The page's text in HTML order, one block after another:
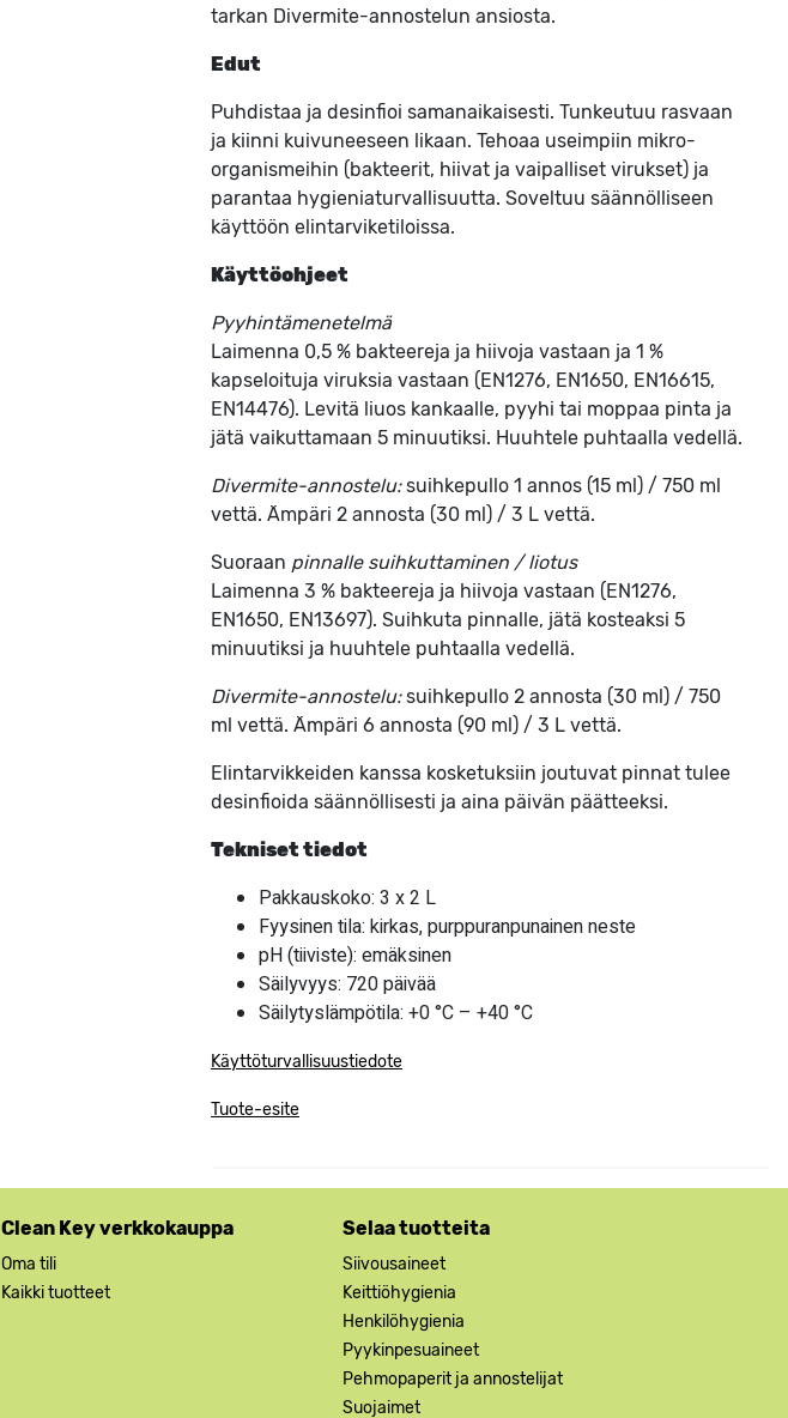
tarkan Divermite-annostelun ansiosta.
Edut
Puhdistaa ja desinfioi samanaikaisesti. Tunkeutuu rasvaan
ja kiinni kuivuneeseen likaan. Tehoaa useimpiin mikro-
organismeihin (bakteerit, hiivat ja vaipalliset virukset) ja
parantaa hygieniaturvallisuutta. Soveltuu säännölliseen
käyttöön elintarviketiloissa.
Käyttöohjeet
Pyyhintämenetelmä
Laimenna 0,5 % bakteereja ja hiivoja vastaan ja 1 %
kapseloituja viruksia vastaan (EN1276, EN1650, EN16615,
EN14476). Levitä liuos kankaalle, pyyhi tai moppaa pinta ja
jätä vaikuttamaan 5 minuutiksi. Huuhtele puhtaalla vedellä.
Divermite-annostelu:suihkepullo 1 annos (15 ml) / 750 ml
vettä. Ämpäri 2 annosta (30 ml) / 3 L vettä.
Suoraan pinnalle suihkuttaminen / liotus
Laimenna 3 % bakteereja ja hiivoja vastaan (EN1276,
EN1650, EN13697). Suihkuta pinnalle, jätä kosteaksi 5
minuutiksi ja huuhtele puhtaalla vedellä.
Divermite-annostelu:suihkepullo 2 annosta (30 ml) / 750
ml vettä. Ämpäri 6 annosta (90 ml) / 3 L vettä.
Elintarvikkeiden kanssa kosketuksiin joutuvat pinnat tulee
desinfioida säännöllisesti ja aina päivän päätteeksi.
Tekniset tiedot
Pakkauskoko: 3 x 2 L
Fyysinen tila: kirkas, purppuranpunainen neste
pH (tiiviste): emäksinen
Säilyvyys: 720 päivää
Säilytyslämpötila: +0 °C – +40 °C
Käyttöturvallisuustiedote
Tuote-esite
Clean Key verkkokauppa
Oma tili
Kaikki tuotteet
Selaa tuotteita
Siivousaineet
Keittiöhygienia
Henkilöhygienia
Pyykinpesuaineet
Pehmopaperit ja annostelijat
Suojaimet